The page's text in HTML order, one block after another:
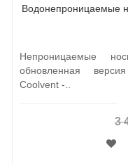
Водонепроницаемые
Непроницаемые
обновленная
Coolvent -..
3